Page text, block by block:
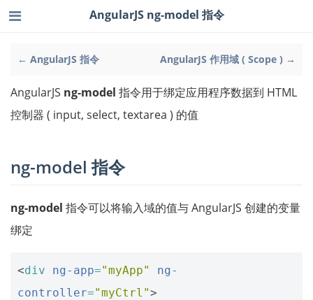
← AngularJS 指令 AngularJS 作用域 ( Scope ) →
AngularJS ng-model 指令
AngularJS ng-model 指令用于绑定应用程序数据到 HTML
控制器 ( input, select, textarea ) 的值
ng-model 指令
ng-model 指令可以将输入域的值与 AngularJS 创建的变量
绑定
<div ng-app="myApp"
ng-
controller="myCtrl">